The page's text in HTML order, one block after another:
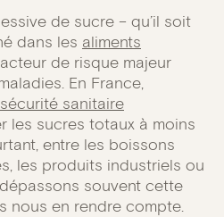
de sucre – qu’il soit
dans les aliments
de risque majeur
En France,
sanitaire
les sucres totaux à moins
entre les boissons
les produits industriels ou
souvent cette
nous en rendre compte.